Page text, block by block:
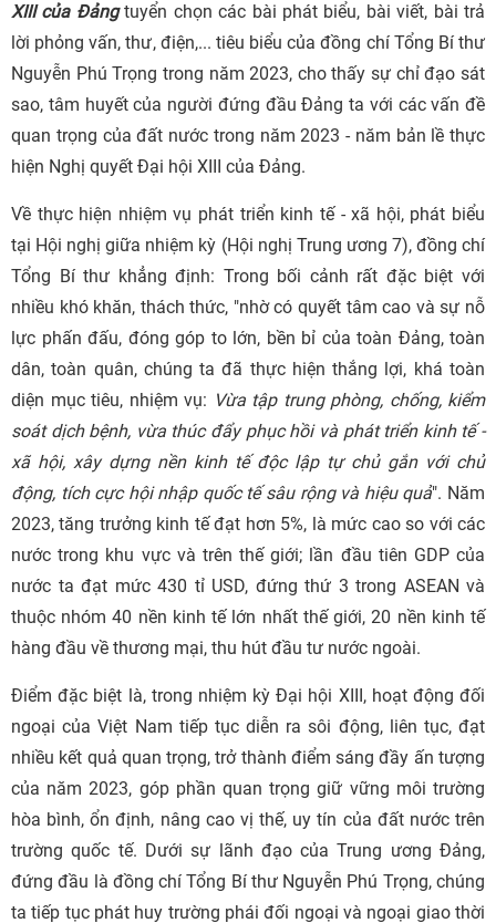
XIII của Đảngtuyển chọn các bài phát biểu, bài viết, bài trả
lời phỏng vấn, thư, điện,... tiêu biểu của đồng chí Tổng Bí thư
Nguyễn Phú Trọng trong năm 2023, cho thấy sự chỉ đạo sát
sao, tâm huyết của người đứng đầu Đảng ta với các vấn đề
quan trọng của đất nước trong năm 2023 - năm bản lề thực
hiện Nghị quyết Đại hội XIII của Đảng.
Về thực hiện nhiệm vụ phát triển kinh tế - xã hội, phát biểu
tại Hội nghị giữa nhiệm kỳ (Hội nghị Trung ương 7), đồng chí
Tổng Bí thư khẳng định: Trong bối cảnh rất đặc biệt với
nhiều khó khăn, thách thức, "nhờ có quyết tâm cao và sự nỗ
lực phấn đấu, đóng góp to lớn, bền bỉ của toàn Đảng, toàn
dân, toàn quân, chúng ta đã thực hiện thắng lợi, khá toàn
diện mục tiêu, nhiệm vụ: Vừa tập trung phòng, chống, kiểm
soát dịch bệnh, vừa thúc đẩy phục hồi và phát triển kinh tế -
xã hội, xây dựng nền kinh tế độc lập tự chủ gắn với chủ
động, tích cực hội nhập quốc tế sâu rộng và hiệu quả". Năm
2023, tăng trưởng kinh tế đạt hơn 5%, là mức cao so với các
nước trong khu vực và trên thế giới; lần đầu tiên GDP của
nước ta đạt mức 430 tỉ USD, đứng thứ 3 trong ASEAN và
thuộc nhóm 40 nền kinh tế lớn nhất thế giới, 20 nền kinh tế
hàng đầu về thương mại, thu hút đầu tư nước ngoài.
Điểm đặc biệt là, trong nhiệm kỳ Đại hội XIII, hoạt động đối
ngoại của Việt Nam tiếp tục diễn ra sôi động, liên tục, đạt
nhiều kết quả quan trọng, trở thành điểm sáng đầy ấn tượng
của năm 2023, góp phần quan trọng giữ vững môi trường
hòa bình, ổn định, nâng cao vị thế, uy tín của đất nước trên
trường quốc tế. Dưới sự lãnh đạo của Trung ương Đảng,
đứng đầu là đồng chí Tổng Bí thư Nguyễn Phú Trọng, chúng
ta tiếp tục phát huy trường phái đối ngoại và ngoại giao thời